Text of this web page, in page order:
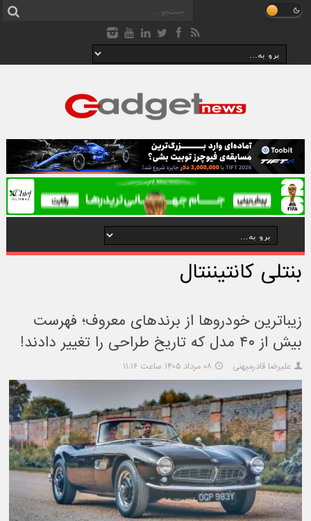
بنتلی کانتیننتال
زیباترین خودروها از برندهای معروف؛ فهرست
بیش از ۴۰ مدل که تاریخ طراحی را تغییر دادند!
علیرضا قادرمیهنی ۰۸ مرداد ۱۴۰۵ ساعت ۱۱:۱۶